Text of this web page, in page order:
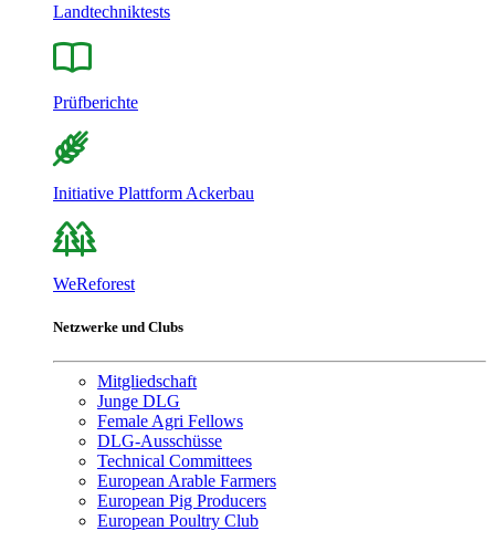
Landtechniktests
Prüfberichte
Initiative Plattform Ackerbau
WeReforest
Netzwerke und Clubs
Mitgliedschaft
Junge DLG
Female Agri Fellows
DLG-Ausschüsse
Technical Committees
European Arable Farmers
European Pig Producers
European Poultry Club